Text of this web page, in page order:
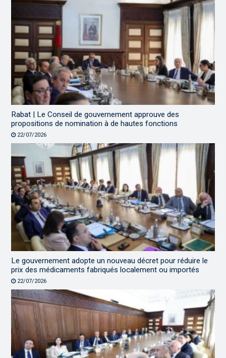
Rabat | Le Conseil de gouvernement approuve des
propositions de nomination à de hautes fonctions
22/07/2026
Le gouvernement adopte un nouveau décret pour réduire le
prix des médicaments fabriqués localement ou importés
22/07/2026